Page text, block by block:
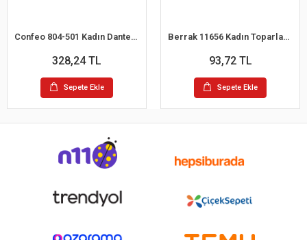
Confeo 804-501 Kadın Dantelli 4 lü Tanga Külot
328,24 TL
Sepete Ekle
Berrak 11656 Kadın Toparlayıcı Bato Külot
93,72 TL
Sepete Ekle